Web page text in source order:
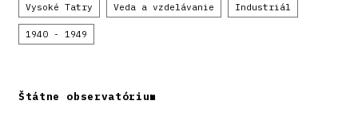
Vysoké Tatry Veda a vzdelávanie Industriál
1940 - 1949
Štátne observatórium